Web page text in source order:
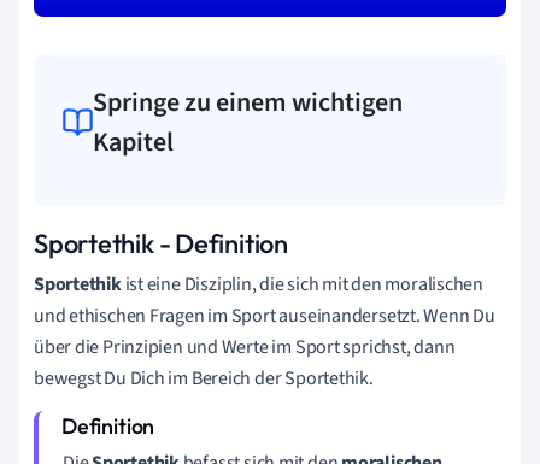
Springe zu einem wichtigen
Kapitel
Sportethik - Definition
Sportethikist eine Disziplin, die sich mit den moralischen
und ethischen Fragen im Sport auseinandersetzt. Wenn Du
über die Prinzipien und Werte im Sport sprichst, dann
bewegst Du Dich im Bereich der Sportethik.